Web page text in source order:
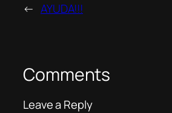
← AYUDA!!!
Comments
Leave a Reply